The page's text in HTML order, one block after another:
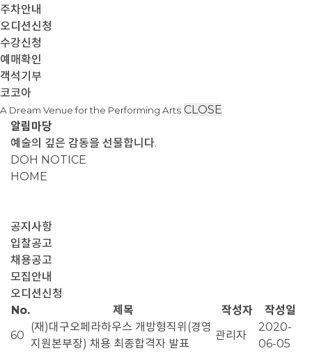
주차안내
오디션신청
수강신청
예매확인
객석기부
코코아
A Dream Venue for the Performing Arts CLOSE
알림마당
예술의 깊은 감동을 선물합니다.
DOH NOTICE
HOME
공지사항
입찰공고
채용공고
모집안내
오디션신청
No.
제목 작성자
작성일
60
(재)대구오페라하우스 개방형직위(경영
지원본부장) 채용 최종합격자 발표
관리자
2020-
06-05